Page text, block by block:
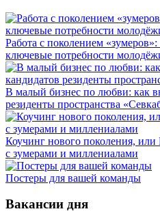
Работа с поколением
ключевые потребности
В малый бизнес по любви: как
резиденты пространства
Коучинг нового поколения, или
с зумерами и миллениалами
Постеры для вашей команды
Вакансии дня